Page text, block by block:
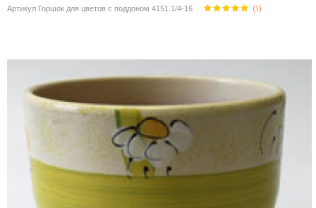
Артикул Горшок для цветов с поддоном 4151.1/4-16 (1)